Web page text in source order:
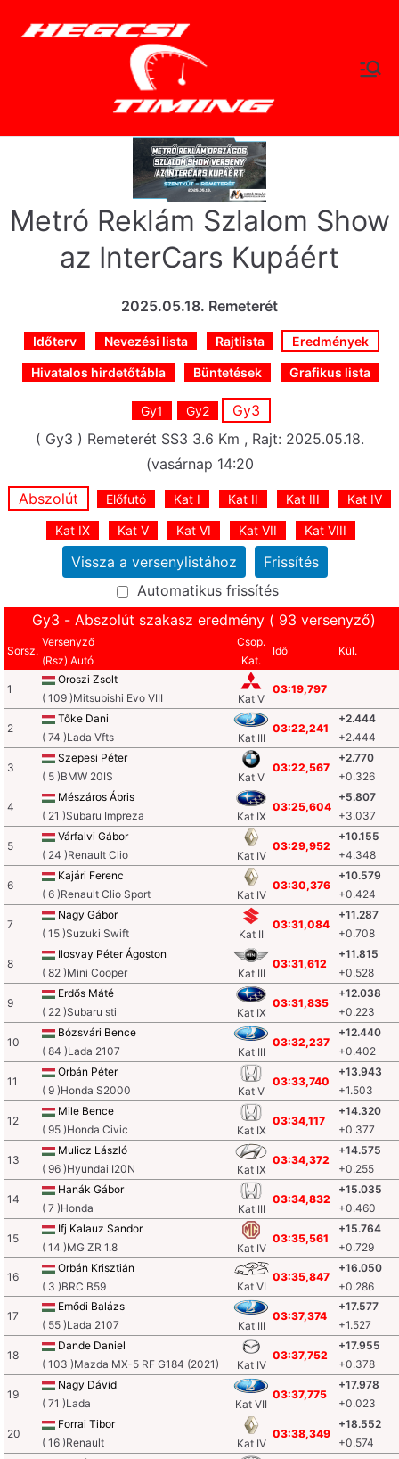
hegc
sitimi
Időtlen Idők
Metró Reklám Szlalom Show
az InterCars Kupáért
2025.05.18. Remeterét
Időterv Nevezési lista Rajtlista Eredmények
Hivatalos hirdetőtábla Büntetések Grafikus lista
Gy1 Gy2
Gy3
( Gy3 ) Remeterét SS3 3.6 Km , Rajt: 2025.05.18.
(vasárnap 14:20
Abszolút
Előfutó Kat I Kat II Kat III Kat IV
Kat IX Kat V Kat VI Kat VII Kat VIII
Automatikus frissítés
Gy3 - Abszolút szakasz eredmény ( 93 versenyző)
Sorsz.
Versenyző
(Rsz) Autó
Csop.
Kat.
Idő Kül.
1
Oroszi Zsolt
( 109 )Mitsubishi Evo VIII
Kat V
03:19,797
2
Tőke Dani
( 74 )Lada Vfts
Kat III
03:22,241
+2.444
+2.444
3
Szepesi Péter
( 5 )BMW 20IS
Kat V
03:22,567
+2.770
+0.326
4
Mészáros Ábris
( 21 )Subaru Impreza
Kat IX
03:25,604
+5.807
+3.037
5
Várfalvi Gábor
( 24 )Renault Clio
Kat IV
03:29,952
+10.155
+4.348
6
Kajári Ferenc
( 6 )Renault Clio Sport
Kat IV
03:30,376
+10.579
+0.424
7
Nagy Gábor
( 15 )Suzuki Swift
Kat II
03:31,084
+11.287
+0.708
8
Ilosvay Péter Ágoston
( 82 )Mini Cooper
Kat III
03:31,612
+11.815
+0.528
9
Erdős Máté
( 22 )Subaru sti
Kat IX
03:31,835
+12.038
+0.223
10
Bózsvári Bence
( 84 )Lada 2107
Kat III
03:32,237
+12.440
+0.402
11
Orbán Péter
( 9 )Honda S2000
Kat V
03:33,740
+13.943
+1.503
12
Mile Bence
( 95 )Honda Civic
Kat IX
03:34,117
+14.320
+0.377
13
Mulicz László
( 96 )Hyundai I20N
Kat IX
03:34,372
+14.575
+0.255
14
Hanák Gábor
( 7 )Honda
Kat III
03:34,832
+15.035
+0.460
15
Ifj Kalauz Sandor
( 14 )MG ZR 1.8
Kat IV
03:35,561
+15.764
+0.729
16
Orbán Krisztián
( 3 )BRC B59
Kat VI
03:35,847
+16.050
+0.286
17
Emődi Balázs
( 55 )Lada 2107
Kat III
03:37,374
+17.577
+1.527
18
Dande Daniel
( 103 )Mazda MX-5 RF G184 (2021)
Kat IV
03:37,752
+17.955
+0.378
19
Nagy Dávid
( 71 )Lada
Kat VII
03:37,775
+17.978
+0.023
20
Forrai Tibor
( 16 )Renault
Kat IV
03:38,349
+18.552
+0.574